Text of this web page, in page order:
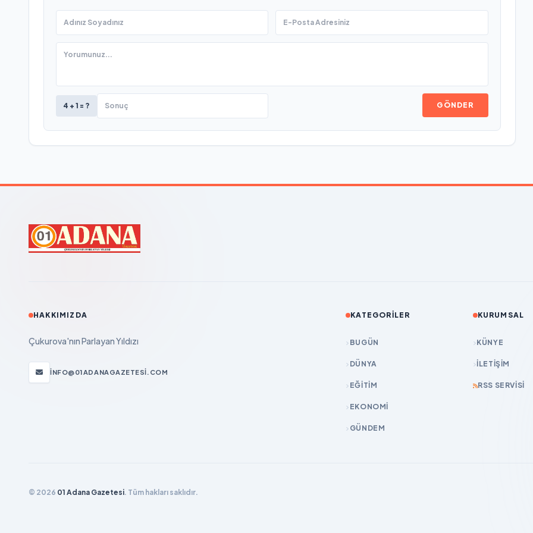
4 + 1 = ? GÖNDER
HAKKIMIZDA
Çukurova'nın Parlayan Yıldızı
INFO@01ADANAGAZETESI.COM
KATEGORILER
BUGÜN
DÜNYA
EĞİTİM
EKONOMİ
GÜNDEM
KURUMSAL
KÜNYE
İLETIŞIM
RSS SERVISI
© 2026 01 Adana Gazetesi. Tüm hakları saklıdır.